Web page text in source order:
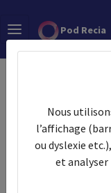
Pod Recia
Prendre
Il n'y a pas de note
Connectez-vous
Nous
l’affichage
ou dyslexie
et